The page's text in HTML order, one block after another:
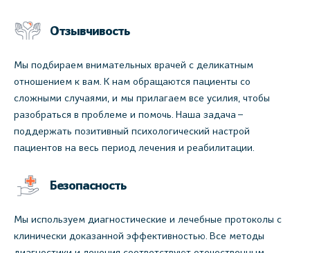
Отзывчивость
Мы подбираем внимательных врачей с деликатным
отношением к вам. К нам обращаются пациенты со
сложными случаями, и мы прилагаем все усилия, чтобы
разобраться в проблеме и помочь. Наша задача –
поддержать позитивный психологический настрой
пациентов на весь период лечения и реабилитации.
Безопасность
Мы используем диагностические и лечебные протоколы с
клинически доказанной эффективностью. Все методы